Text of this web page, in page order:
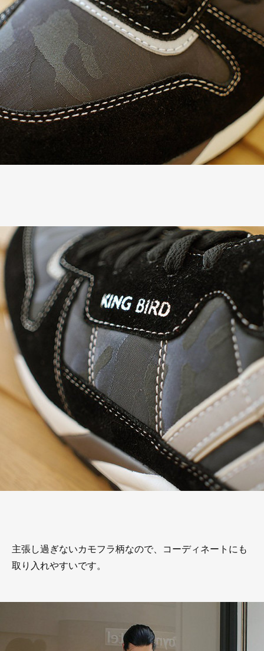
主張し過ぎないカモフラ柄なので、コーディネートにも
取り入れやすいです。